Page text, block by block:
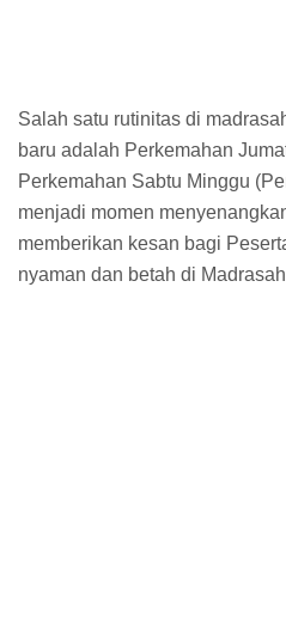
Salah satu rutinitas di
baru adalah Perkemahan
Perkemahan Sabtu Minggu
menjadi momen
memberikan kesan bagi
nyaman dan betah di